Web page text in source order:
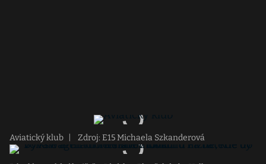
Aviatický klub Zdroj: E15 Michaela Szkanderová